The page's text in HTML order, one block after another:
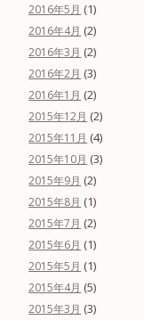
2016年5月 (1)
2016年4月 (2)
2016年3月 (2)
2016年2月 (3)
2016年1月 (2)
2015年12月 (2)
2015年11月 (4)
2015年10月 (3)
2015年9月 (2)
2015年8月 (1)
2015年7月 (2)
2015年6月 (1)
2015年5月 (1)
2015年4月 (5)
2015年3月 (3)